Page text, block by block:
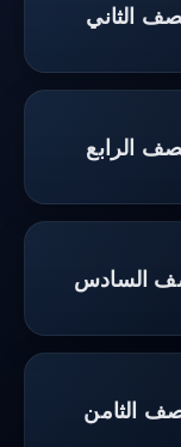
الثاني
الرابع
السادس
الثامن